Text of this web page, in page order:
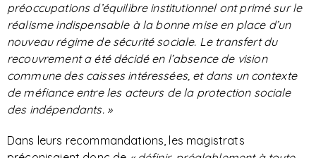
préoccupations d’équilibre institutionnel ont primé sur le
réalisme indispensable à la bonne mise en place d’un
nouveau régime de sécurité sociale. Le transfert du
recouvrement a été décidé en l’absence de vision
commune des caisses intéressées, et dans un contexte
de méfiance entre les acteurs de la protection sociale
des indépendants. »
Dans leurs recommandations, les magistrats